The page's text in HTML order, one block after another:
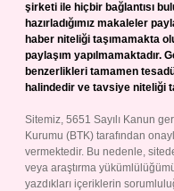
şirketi ile hiçbir bağlantısı
hazırladığımız makaleler
haber niteliği taşımamakta
paylaşım yapılmamaktadır.
benzerlikleri tamamen
halindedir ve tavsiye niteliği
Sitemiz, 5651 Sayılı Kanun
Kurumu (BTK) tarafından
vermektedir. Bu nedenle,
veya araştırma
yazdıkları içeriklerin